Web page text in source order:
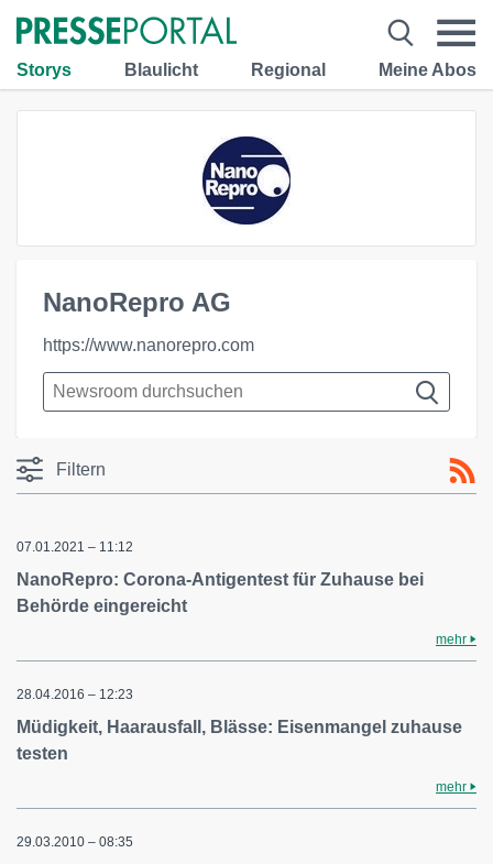
Storys Blaulicht Regional Meine Abos
NanoRepro AG
https://www.nanorepro.com
Filtern
07.01.2021 – 11:12
NanoRepro: Corona-Antigentest für Zuhause bei
Behörde eingereicht
mehr
28.04.2016 – 12:23
Müdigkeit, Haarausfall, Blässe: Eisenmangel zuhause
testen
mehr
29.03.2010 – 08:35